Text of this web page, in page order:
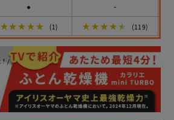
●
★★★★★ (1)
-
★★★★★ (119)